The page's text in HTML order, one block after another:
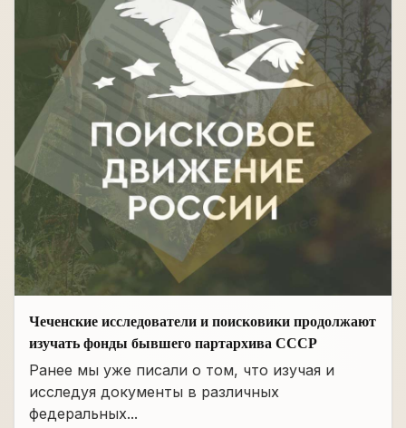
Чеченские исследователи и поисковики продолжают
изучать фонды бывшего партархива СССР
Ранее мы уже писали о том, что изучая и
исследуя документы в различных
федеральных...